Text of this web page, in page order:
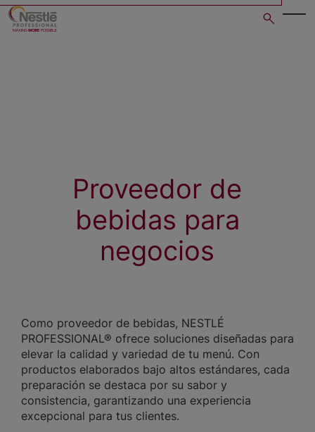
Skip
Proveedor de
bebidas para
negocios
Como proveedor de bebidas, NESTLÉ
PROFESSIONAL® ofrece soluciones diseñadas para
elevar la calidad y variedad de tu menú. Con
productos elaborados bajo altos estándares, cada
preparación se destaca por su sabor y
consistencia, garantizando una experiencia
excepcional para tus clientes.